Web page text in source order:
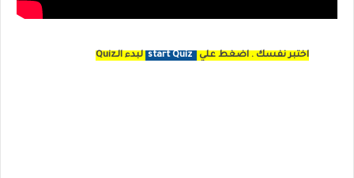
اختبر نفسك . اضغط علي start Quiz لبدء الـQuiz